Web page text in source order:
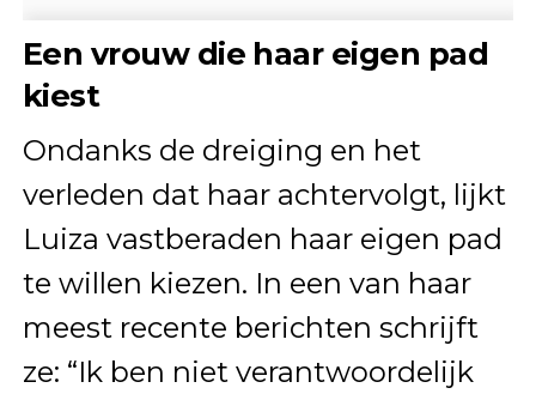
Een vrouw die haar eigen pad
kiest
Ondanks de dreiging en het
verleden dat haar achtervolgt, lijkt
Luiza vastberaden haar eigen pad
te willen kiezen. In een van haar
meest recente berichten schrijft
ze: “Ik ben niet verantwoordelijk